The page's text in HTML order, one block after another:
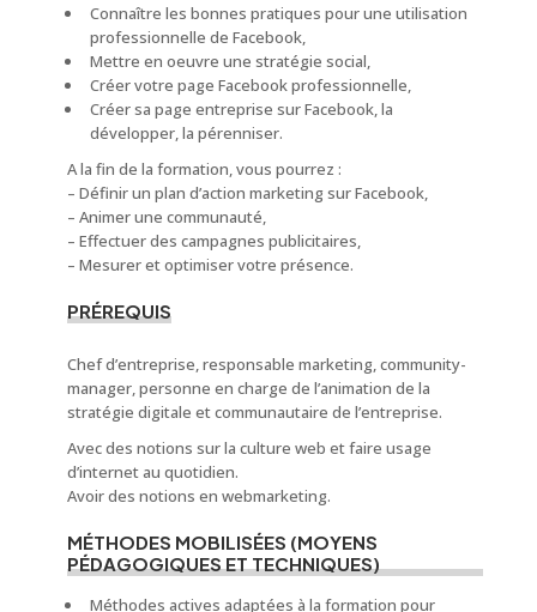
Connaître les bonnes pratiques pour une utilisation
professionnelle de Facebook,
Mettre en oeuvre une stratégie social,
Créer votre page Facebook professionnelle,
Créer sa page entreprise sur Facebook, la
développer, la pérenniser.
A la fin de la formation, vous pourrez :
– Définir un plan d’action marketing sur Facebook,
– Animer une communauté,
– Effectuer des campagnes publicitaires,
– Mesurer et optimiser votre présence.
PRÉREQUIS
Chef d’entreprise, responsable marketing, community-
manager, personne en charge de l’animation de la
stratégie digitale et communautaire de l’entreprise.
Avec des notions sur la culture web et faire usage
d’internet au quotidien.
Avoir des notions en webmarketing.
MÉTHODES MOBILISÉES (MOYENS
PÉDAGOGIQUES ET TECHNIQUES)
Méthodes actives adaptées à la formation pour